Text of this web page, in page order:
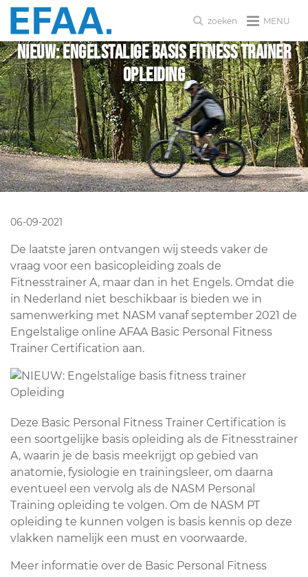
MENU
zoeken
NIEUW: Engelstalige basis fitness trainer
Opleiding
06-09-2021
De laatste jaren ontvangen wij steeds vaker de
vraag voor een basicopleiding zoals de
Fitnesstrainer A, maar dan in het Engels. Omdat die
in Nederland niet beschikbaar is bieden we in
samenwerking met NASM vanaf september 2021 de
Engelstalige online AFAA Basic Personal Fitness
Trainer Certification aan.
Deze Basic Personal Fitness Trainer Certification is
een soortgelijke basis opleiding als de Fitnesstrainer
A, waarin je de basis meekrijgt op gebied van
anatomie, fysiologie en trainingsleer, om daarna
eventueel een vervolg als de NASM Personal
Training opleiding te volgen. Om de NASM PT
opleiding te kunnen volgen is basis kennis op deze
vlakken namelijk een must en voorwaarde.
Meer informatie over de Basic Personal Fitness